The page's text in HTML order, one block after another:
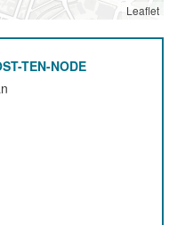
Leaflet
TEN-NODE